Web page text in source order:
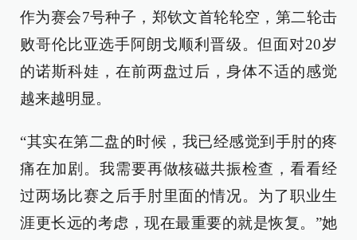
作为赛会7号种子，郑钦文首轮轮空，第二轮击
败哥伦比亚选手阿朗戈顺利晋级。但面对20岁
的诺斯科娃，在前两盘过后，身体不适的感觉
越来越明显。
“其实在第二盘的时候，我已经感觉到手肘的疼
痛在加剧。我需要再做核磁共振检查，看看经
过两场比赛之后手肘里面的情况。为了职业生
涯更长远的考虑，现在最重要的就是恢复。”她